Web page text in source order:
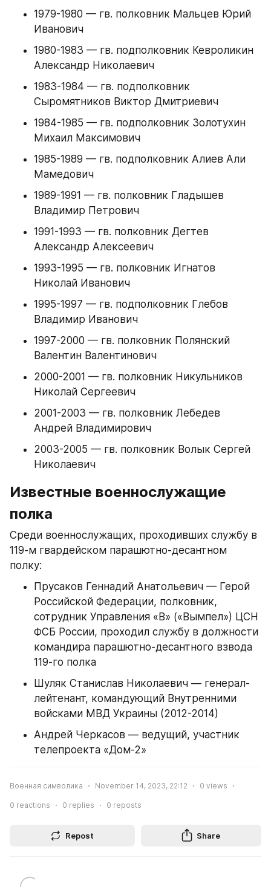
1979-1980 — гв. полковник Мальцев Юрий
Иванович
1980-1983 — гв. подполковник Кевроликин
Александр Николаевич
1983-1984 — гв. подполковник
Сыромятников Виктор Дмитриевич
1984-1985 — гв. подполковник Золотухин
Михаил Максимович
1985-1989 — гв. подполковник Алиев Али
Мамедович
1989-1991 — гв. полковник Гладышев
Владимир Петрович
1991-1993 — гв. полковник Дегтев
Александр Алексеевич
1993-1995 — гв. полковник Игнатов
Николай Иванович
1995-1997 — гв. подполковник Глебов
Владимир Иванович
1997-2000 — гв. полковник Полянский
Валентин Валентинович
2000-2001 — гв. полковник Никульников
Николай Сергеевич
2001-2003 — гв. полковник Лебедев
Андрей Владимирович
2003-2005 — гв. полковник Волык Сергей
Николаевич
Известные военнослужащие
полка
Среди военнослужащих, проходивших службу в
119-м гвардейском парашютно-десантном
полку:
Прусаков Геннадий Анатольевич — Герой
Российской Федерации, полковник,
сотрудник Управления «В» («Вымпел») ЦСН
ФСБ России, проходил службу в должности
командира парашютно-десантного взвода
119-го полка​
Шуляк Станислав Николаевич — генерал-
лейтенант, командующий Внутренними
войсками МВД Украины (2012-2014)​
Андрей Черкасов — ведущий, участник
телепроекта «Дом-2»​
Военная символика November 14, 2023, 22:12 0 views
0 reactions 0 replies 0 reposts
Repost Share